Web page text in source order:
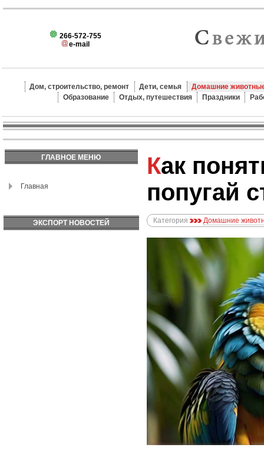
266-572-755
e-mail
Дом, строительство, ремонт Дети, семья
Домашние
Образование
Отдых, путешествия Праздники
ГЛАВНОЕ МЕНЮ
Главная
ЭКСПОРТ НОВОСТЕЙ
Как понять, что
попугай
Категория Домашние